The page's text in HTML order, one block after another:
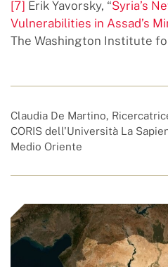
[7] Erik Yavorsky, “Syria’s
Vulnerabilities in Assad’s
The Washington Institute
Claudia De Martino,
CORIS dell'Università La
Medio Oriente